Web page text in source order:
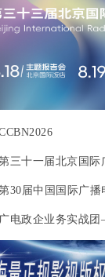
三十一届北京国际
30届中国国际广
广电政企业务实战